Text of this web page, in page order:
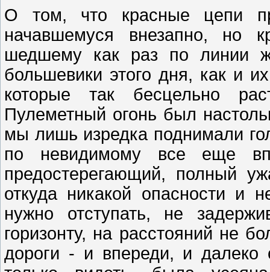
О том, что красные цепи
начавшемуся внезапно, но
шедшему как раз по линии
большевики этого дня, как и
которые так бесцельно
Пулеметный огонь был
мы лишь изредка поднимали
по невидимому все еще
предостерегающий, полный
откуда никакой опасности и
нужно отступать, не
горизонту, на расстояний не
дороги - и впереди, и далеко